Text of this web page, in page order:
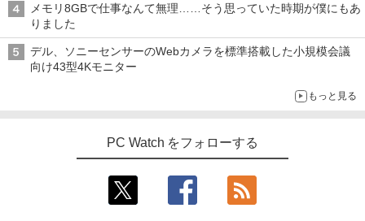
メモリ8GBで仕事なんて無理……そう思っていた時期が僕にもあ
りました
デル、ソニーセンサーのWebカメラを標準搭載した小規模会議
向け43型4Kモニター
もっと見る
PC Watch をフォローする